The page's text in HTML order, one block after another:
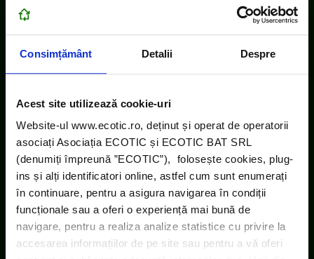
Consimțământ Detalii Despre
Acest site utilizează cookie-uri
Website-ul www.ecotic.ro, deținut și operat de operatorii
asociați Asociația ECOTIC și ECOTIC BAT SRL
(denumiți împreună ”ECOTIC”), folosește cookies, plug-
ins și alți identificatori online, astfel cum sunt enumerați
în continuare, pentru a asigura navigarea în condiții
funcționale sau a oferi o experiență mai bună de
navigare, pentru a realiza analize statistice cu privire la
accesarea informațiilor de pe site sau pentru a vă oferi